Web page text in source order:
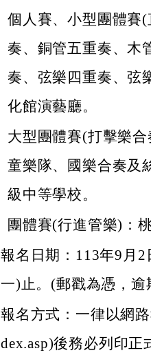
個人賽、小型團體賽
奏、銅管五重奏、木
奏、弦樂四重奏、弦
化館演藝廳。
大型團體賽(打擊樂
童樂隊、國樂合奏及
級中等學校。
團體賽(行進管樂)：
報名日期：113年9月
一)止。(郵戳為憑，逾
報名方式：一律以網
dex.asp)後務必列印